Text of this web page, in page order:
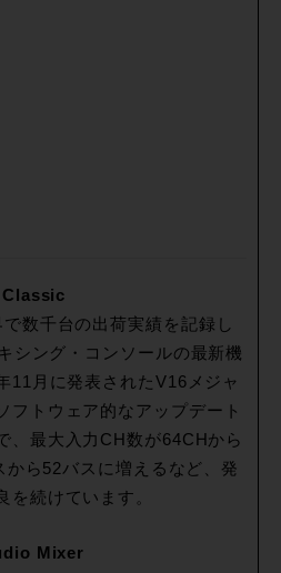
数千台の出荷実績を記録し
シング・コンソールの最新機
11月に発表されたV16メジャ
フトウェア的なアップデート
、最大入力CH数が64CHから
ら52バスに増えるなど、発
を続けています。
Mixer